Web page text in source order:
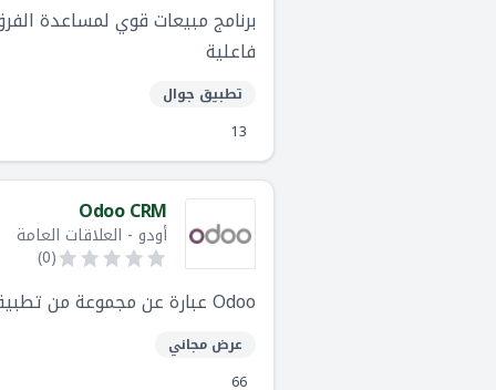
برنامج مبيعات قوي لمساعدة
فاعلية
تطبيق جوال
13
Odoo CRM
أودو - العلاقات العامة
(
0
)
Odoo عبارة عن مجموعة من تطبيقات الأعمال مفتوحة المصدر القائمة على الويب.
عرض مجاني
66